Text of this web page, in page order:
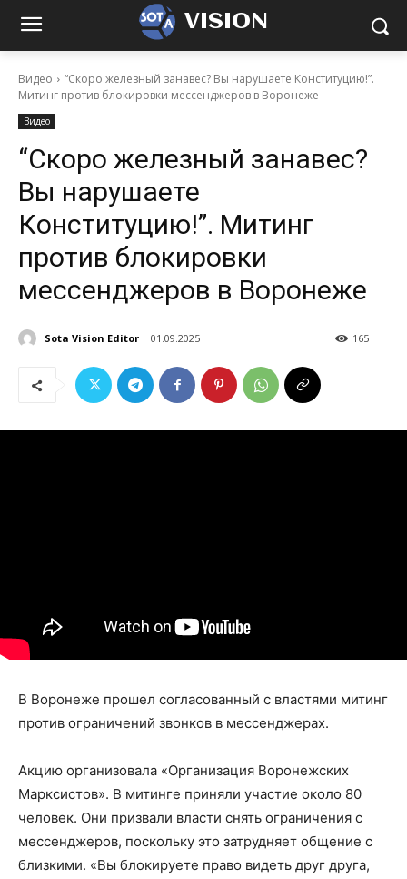
VISION
Видео
“Скоро железный занавес? Вы нарушаете Конституцию!”.
Митинг против блокировки мессенджеров в Воронеже
Видео
“Скоро железный занавес?
Вы нарушаете
Конституцию!”. Митинг
против блокировки
мессенджеров в Воронеже
Sota Vision Editor 01.09.2025 165
В Воронеже прошел согласованный с властями митинг
против ограничений звонков в мессенджерах.
Акцию организовала «Организация Воронежских
Марксистов». В митинге приняли участие около 80
человек. Они призвали власти снять ограничения с
мессенджеров, поскольку это затрудняет общение с
близкими. «Вы блокируете право видеть друг друга,